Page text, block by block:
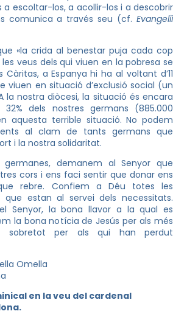
a escoltar-los, a acollir-los i a descobrir
comunica a través seu (cf. Evangelii
«la crida al benestar puja cada cop
veus dels qui viuen en la pobresa se
Càritas, a Espanya hi ha al voltant d’11
viuen en situació d’exclusió social (un
la nostra diòcesi, la situació és encara
dels nostres germans (885.000
aquesta terrible situació. No podem
al clam de tants germans que
i la nostra solidaritat.
germanes, demanem al Senyor que
cors i ens faci sentir que donar ens
rebre. Confiem a Déu totes les
que estan al servei dels necessitats.
Senyor, la bona llavor a la qual es
la bona notícia de Jesús per als més
sobretot per als qui han perdut
Omella
en la veu del cardenal